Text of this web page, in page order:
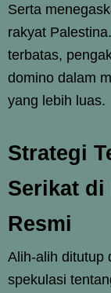
Serta
rakyat
terbatas,
domino dalam
yang lebih luas.
Strategi
Serikat di
Resmi
Alih-alih ditutup
spekulasi